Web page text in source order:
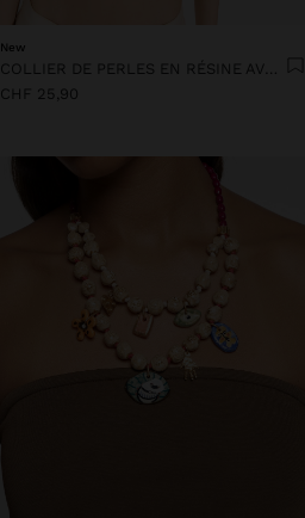
New
COLLIER DE PERLES EN RÉSINE AVEC PENDENTIF OVALE
CHF 25,90